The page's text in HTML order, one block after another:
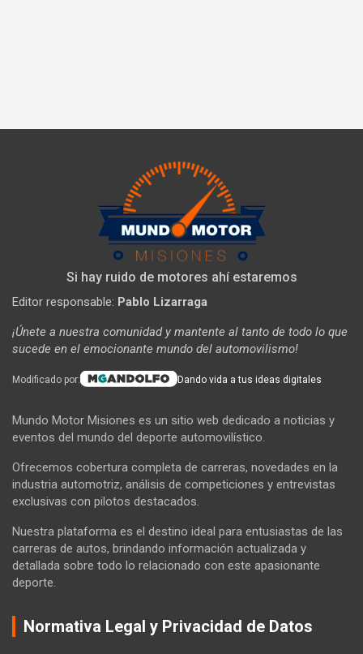
Si hay ruido de motores ahí estaremos
Editor responsable: Pablo Lizarraga
¡Únete a nuestra comunidad y mantente al tanto de todo lo que
sucede en el emocionante mundo del automovilismo!
Modificado por: Dando vida a tus ideas digitales
Mundo Motor Misiones es un sitio web dedicado a noticias y
eventos del mundo del deporte automovilístico.
Ofrecemos cobertura completa de carreras, novedades en la
industria automotriz, análisis de competiciones y entrevistas
exclusivas con pilotos destacados.
Nuestra plataforma es el destino ideal para entusiastas de las
carreras de autos, brindando información actualizada y
detallada sobre todo lo relacionado con este apasionante
deporte.
Normativa Legal y Privacidad de Datos